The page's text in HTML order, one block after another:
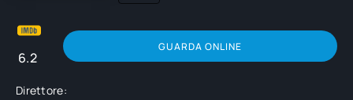
6.2
GUARDA ONLINE
Direttore: